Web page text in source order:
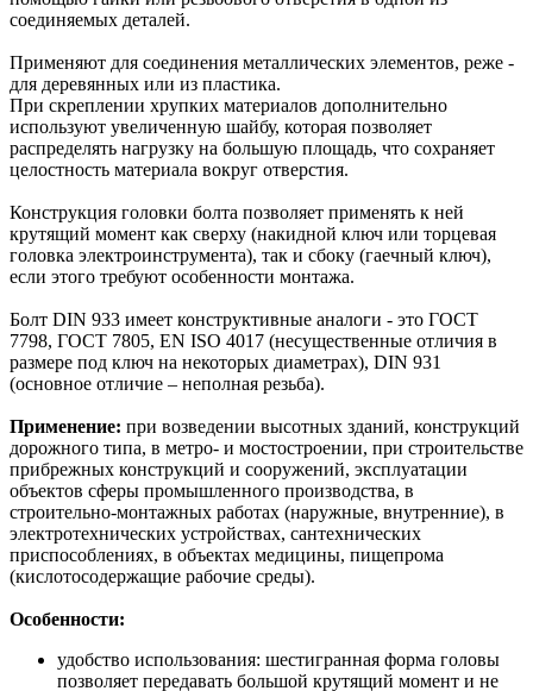
соединяемых деталей.
Применяют для соединения металлических элементов, реже -
для деревянных или из пластика.
При скреплении хрупких материалов дополнительно
используют увеличенную шайбу, которая позволяет
распределять нагрузку на большую площадь, что сохраняет
целостность материала вокруг отверстия.
Конструкция головки болта позволяет применять к ней
крутящий момент как сверху (накидной ключ или торцевая
головка электроинструмента), так и сбоку (гаечный ключ),
если этого требуют особенности монтажа.
Болт DIN 933 имеет конструктивные аналоги - это ГОСТ
7798, ГОСТ 7805, EN ISO 4017 (несущественные отличия в
размере под ключ на некоторых диаметрах), DIN 931
(основное отличие – неполная резьба).
Применение: при возведении высотных зданий, конструкций
дорожного типа, в метро- и мостостроении, при строительстве
прибрежных конструкций и сооружений, эксплуатации
объектов сферы промышленного производства, в
строительно-монтажных работах (наружные, внутренние), в
электротехнических устройствах, сантехнических
приспособлениях, в объектах медицины, пищепрома
(кислотосодержащие рабочие среды).
Особенности:
удобство использования: шестигранная форма головы
позволяет передавать большой крутящий момент и не